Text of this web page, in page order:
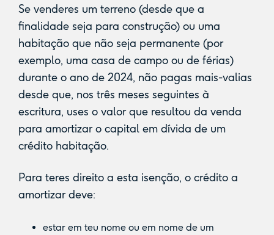
Se venderes um terreno (desde que a
finalidade seja para construção) ou uma
habitação que não seja permanente (por
exemplo, uma casa de campo ou de férias)
durante o ano de 2024, não pagas mais-valias
desde que, nos três meses seguintes à
escritura, uses o valor que resultou da venda
para amortizar o capital em dívida de um
crédito habitação.
Para teres direito a esta isenção, o crédito a
amortizar deve:
estar em teu nome ou em nome de um